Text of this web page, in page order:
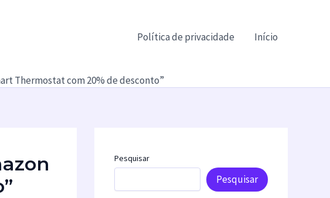
Política de privacidade Início
Thermostat com 20% de desconto”
Pesquisar
Pesquisar